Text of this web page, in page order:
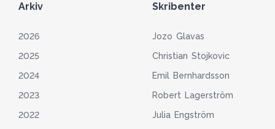
Arkiv
2026
2025
2024
2023
2022
Skribenter
Jozo Glavas
Christian Stojkovic
Emil Bernhardsson
Robert Lagerström
Julia Engström